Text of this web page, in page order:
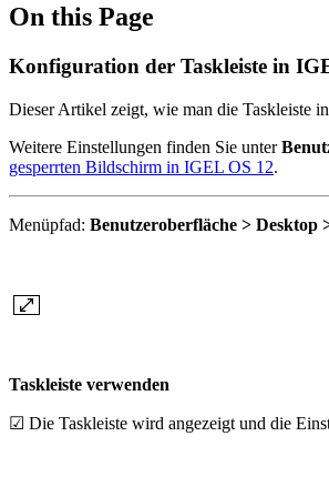
On this Page
Konfiguration der Taskleiste in
Dieser Artikel zeigt, wie man die Taskleiste
Weitere Einstellungen finden Sie unter
gesperrten Bildschirm in IGEL OS 12.
Menüpfad: Benutzeroberfläche > Desktop
Taskleiste verwenden
☑ Die Taskleiste wird angezeigt und die